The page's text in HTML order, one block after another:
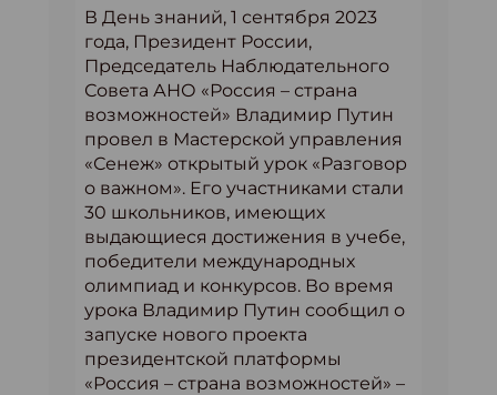
В День знаний, 1 сентября 2023
года, Президент России,
Председатель Наблюдательного
Совета АНО «Россия – страна
возможностей» Владимир Путин
провел в Мастерской управления
«Сенеж» открытый урок «Разговор
о важном». Его участниками стали
30 школьников, имеющих
выдающиеся достижения в учебе,
победители международных
олимпиад и конкурсов. Во время
урока Владимир Путин сообщил о
запуске нового проекта
президентской платформы
«Россия – страна возможностей» –